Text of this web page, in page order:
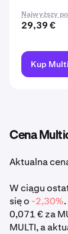
Najwyższy
29,39 €
Kup
Cena
Aktualna
W ciągu
się o-2,30%
0,071 € za
MULTI, a